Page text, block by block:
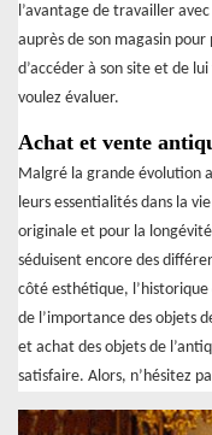
l’avantage de travailler
auprès de son magasin
d’accéder à son site et de
voulez évaluer.
Achat et vente
Malgré la grande évolution
leurs essentialités dans la
originale et pour la
séduisent encore des
côté esthétique,
de l’importance des objets
et achat des objets de
satisfaire. Alors, n’hésitez